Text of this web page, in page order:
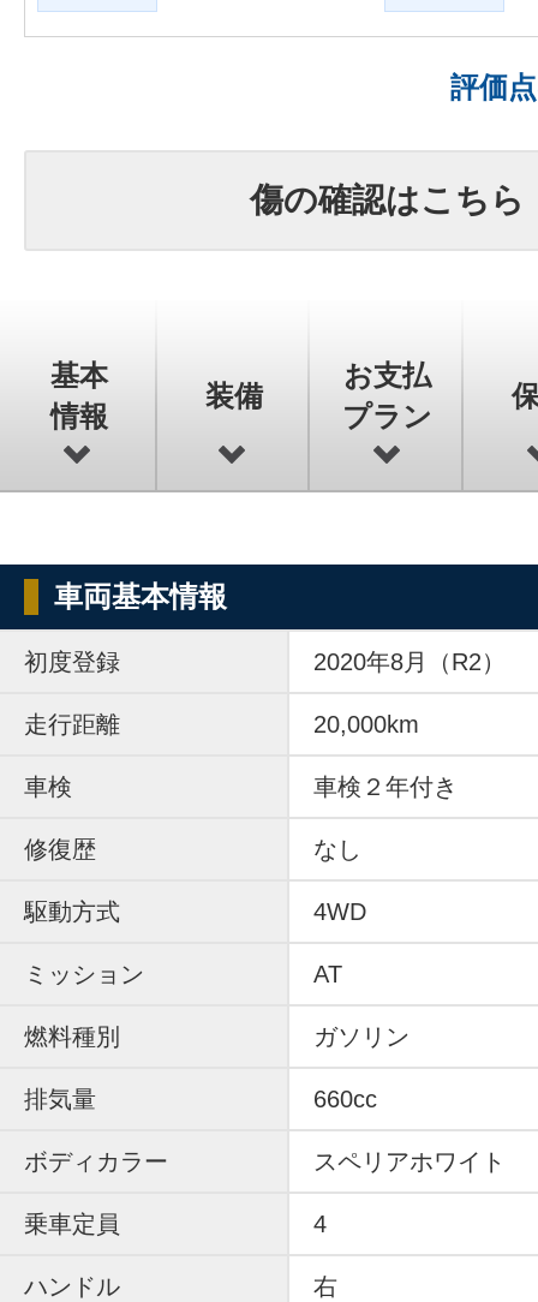
評価
傷の確認はこちら
基本
情報
装備
お支払
プラン
車両基本情報
初度登録 2020年8月（R2）
走行距離 20,000km
車検 車検２年付き
修復歴 なし
駆動方式 4WD
ミッション AT
燃料種別 ガソリン
排気量 660cc
ボディカラー スペリアホワイト
乗車定員 4
ハンドル 右